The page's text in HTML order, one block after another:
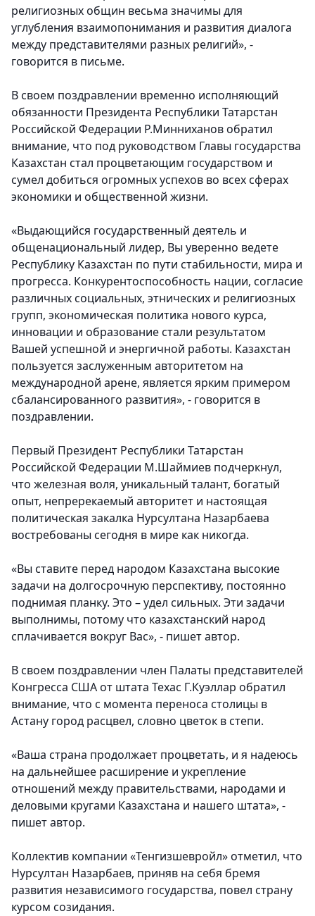
религиозных общин весьма значимы для
углубления взаимопонимания и развития диалога
между представителями разных религий», -
говорится в письме.
В своем поздравлении временно исполняющий
обязанности Президента Республики Татарстан
Российской Федерации Р.Миннихановобратил
внимание, что под руководством Главы государства
Казахстан стал процветающим государством и
сумел добиться огромных успехов во всех сферах
экономики и общественной жизни.
«Выдающийся государственный деятель и
общенациональный лидер, Вы уверенно ведете
Республику Казахстан по пути стабильности, мира и
прогресса. Конкурентоспособность нации, согласие
различных социальных, этнических и религиозных
групп, экономическая политика нового курса,
инновации и образование стали результатом
Вашей успешной и энергичной работы. Казахстан
пользуется заслуженным авторитетом на
международной арене, является ярким примером
сбалансированного развития», - говорится в
поздравлении.
Первый Президент Республики Татарстан
Российской Федерации М.Шаймиев подчеркнул,
что железная воля, уникальный талант, богатый
опыт, непререкаемый авторитет и настоящая
политическая закалка Нурсултана Назарбаева
востребованы сегодня в мире как никогда.
«Вы ставите перед народом Казахстана высокие
задачи на долгосрочную перспективу, постоянно
поднимая планку. Это – удел сильных. Эти задачи
выполнимы, потому что казахстанский народ
сплачивается вокруг Вас», - пишет автор.
В своем поздравлении член Палаты представителей
Конгресса США от штата Техас Г.Куэллар обратил
внимание, что с момента переноса столицы в
Астану город расцвел, словно цветок в степи.
«Ваша страна продолжает процветать, и я надеюсь
на дальнейшее расширение и укрепление
отношений между правительствами, народами и
деловыми кругами Казахстана и нашего штата», -
пишет автор.
Коллектив компании «Тенгизшевройл»отметил, что
Нурсултан Назарбаев, приняв на себя бремя
развития независимого государства, повел страну
курсом созидания.